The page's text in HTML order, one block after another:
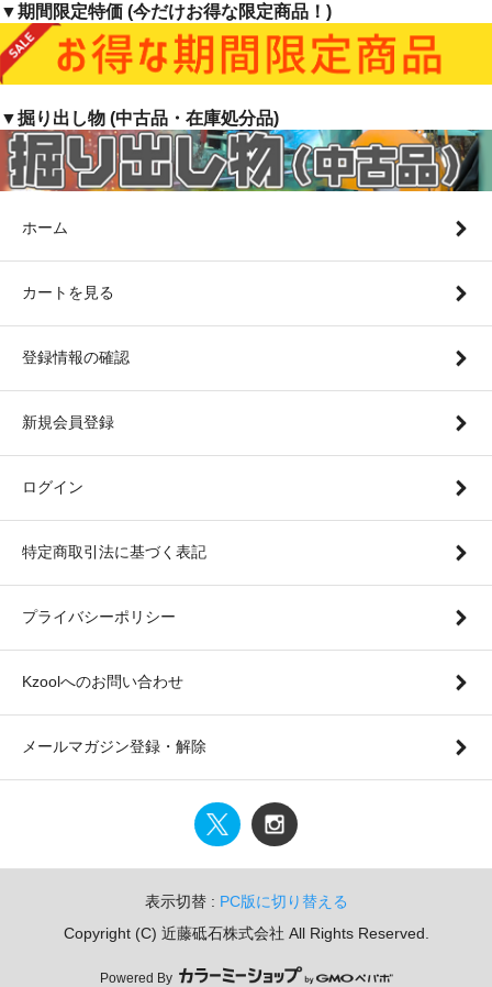
▼期間限定特価 (今だけお得な限定商品！)
▼掘り出し物 (中古品・在庫処分品)
ホーム
カートを見る
登録情報の確認
新規会員登録
ログイン
特定商取引法に基づく表記
プライバシーポリシー
Kzoolへのお問い合わせ
メールマガジン登録・解除
表示切替 : PC版に切り替える
Copyright (C) 近藤砥石株式会社 All Rights Reserved.
Powered By